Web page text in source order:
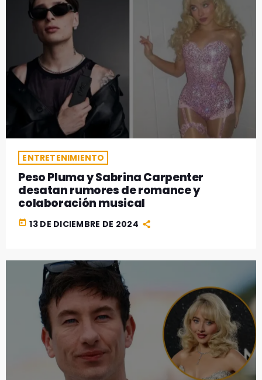
ENTRETENIMIENTO
Peso Pluma y Sabrina Carpenter
desatan rumores de romance y
colaboración musical
today 13 DE DICIEMBRE DE 2024